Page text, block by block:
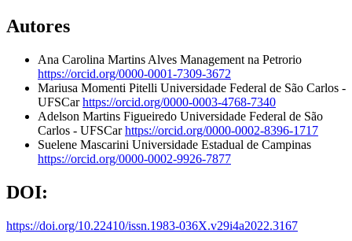
Autores
Ana Carolina Martins Alves Management na Petrorio
https://orcid.org/0000-0001-7309-3672
Mariusa Momenti Pitelli Universidade Federal de São Carlos -
UFSCarhttps://orcid.org/0000-0003-4768-7340
Adelson Martins Figueiredo Universidade Federal de São
Carlos - UFSCarhttps://orcid.org/0000-0002-8396-1717
Suelene Mascarini Universidade Estadual de Campinas
https://orcid.org/0000-0002-9926-7877
DOI:
https://doi.org/10.22410/issn.1983-036X.v29i4a2022.3167